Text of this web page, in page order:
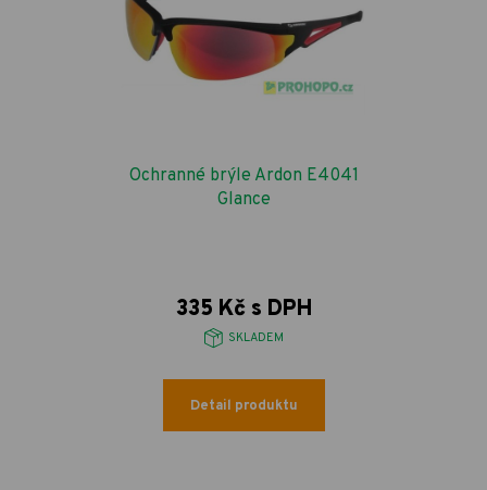
Ochranné brýle Ardon E4041
Glance
335 Kč s DPH
SKLADEM
Detail produktu